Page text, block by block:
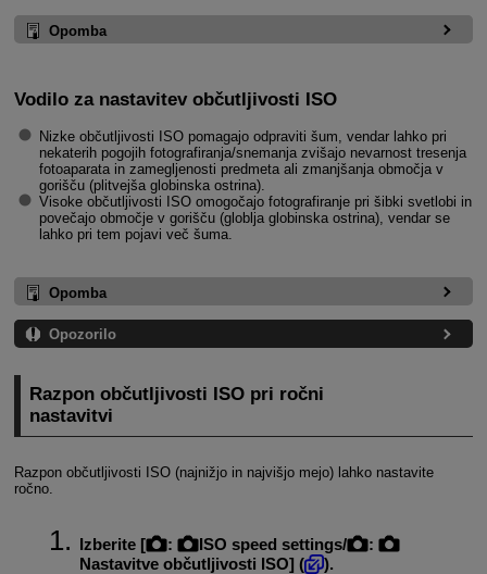
Opomba
Vodilo za nastavitev občutljivosti ISO
Nizke občutljivosti ISO pomagajo odpraviti šum, vendar lahko pri
nekaterih pogojih fotografiranja/snemanja zvišajo nevarnost tresenja
fotoaparata in zamegljenosti predmeta ali zmanjšanja območja v
gorišču (plitvejša globinska ostrina).
Visoke občutljivosti ISO omogočajo fotografiranje pri šibki svetlobi in
povečajo območje v gorišču (globlja globinska ostrina), vendar se
lahko pri tem pojavi več šuma.
Opomba
Opozorilo
Razpon občutljivosti ISO pri ročni
nastavitvi
Razpon občutljivosti ISO (najnižjo in najvišjo mejo) lahko nastavite
ročno.
Izberite [ : ISO speed settings/
:
Nastavitve občutljivosti ISO] (
).